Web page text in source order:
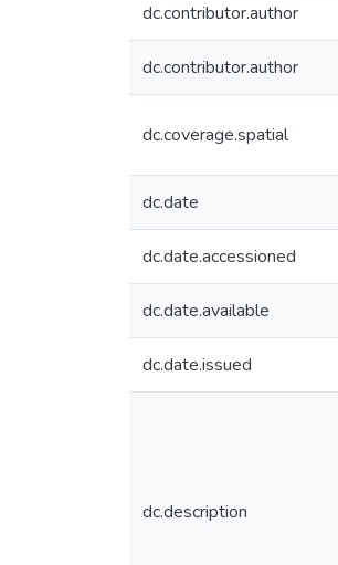
dc.contributor.author
dc.contributor.author
dc.coverage.spatial
dc.date
dc.date.accessioned
dc.date.available
dc.date.issued
dc.description